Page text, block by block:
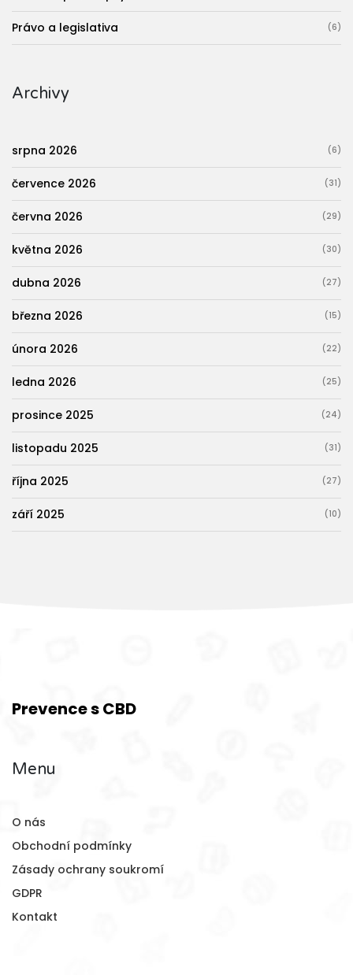
Právo a legislativa (6)
Archivy
srpna 2026 (6)
července 2026 (31)
června 2026 (29)
května 2026 (30)
dubna 2026 (27)
března 2026 (15)
února 2026 (22)
ledna 2026 (25)
prosince 2025 (24)
listopadu 2025 (31)
října 2025 (27)
září 2025 (10)
Prevence s CBD
Menu
O nás
Obchodní podmínky
Zásady ochrany soukromí
GDPR
Kontakt